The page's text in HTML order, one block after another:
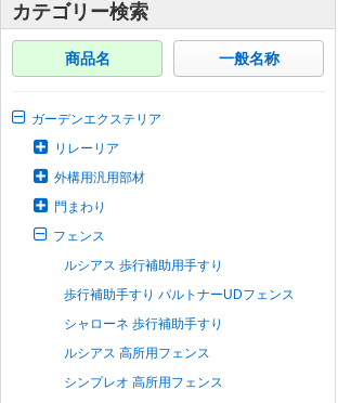
カテゴリー検索
商品名 一般名称
ガーデンエクステリア
リレーリア
外構用汎用部材
門まわり
フェンス
ルシアス 歩行補助用手すり
歩行補助手すり パルトナーUDフェンス
シャローネ 歩行補助手すり
ルシアス 高所用フェンス
シンプレオ 高所用フェンス